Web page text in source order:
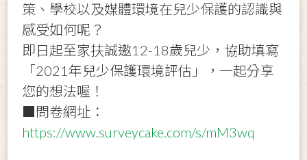
策、學校以及媒體環境在兒少保護的認識與
感受如何呢？
即日起至家扶誠邀12-18歲兒少，協助填寫
「2021年兒少保護環境評估」，一起分享
您的想法喔！
■問卷網址：
https://www.surveycake.com/s/mM3wq